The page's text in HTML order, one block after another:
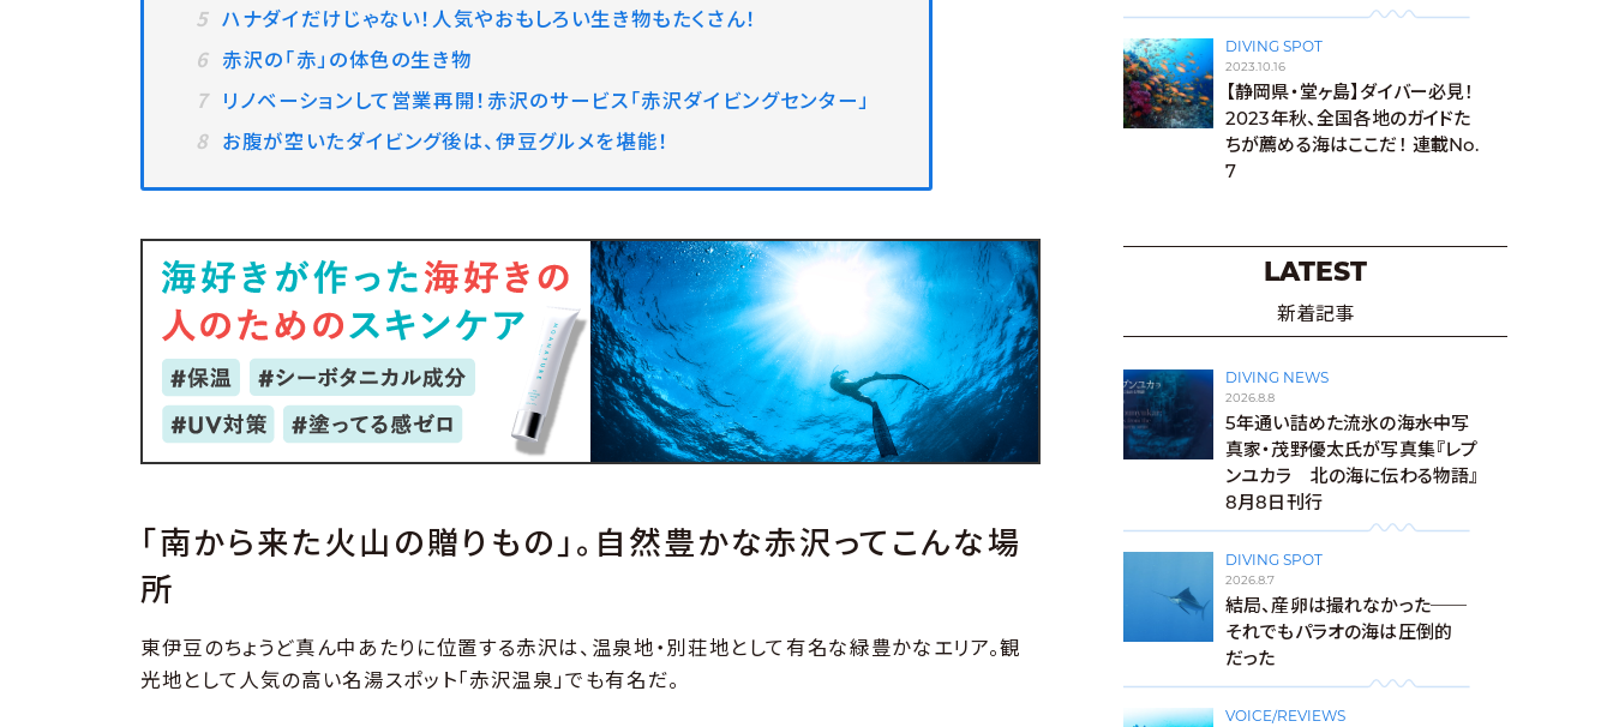
ハナダイだけじゃない！人気やおもしろい生き物もたくさん！
赤沢の「赤」の体色の生き物
リノベーションして営業再開！赤沢のサービス「赤沢ダイビングセンター」
お腹が空いたダイビング後は、伊豆グルメを堪能！
「南から来た火山の贈りもの」。自然豊かな赤沢ってこんな場
所
東伊豆のちょうど真ん中あたりに位置する赤沢は、温泉地・別荘地として有名な緑豊かなエリア。観
光地として人気の高い名湯スポット「赤沢温泉」でも有名だ。
DIVING SPOT
2023.10.16
【静岡県・堂ヶ島】ダイバー必見！
2023年秋、全国各地のガイドた
ちが薦める海はここだ！ 連載No.
7
LATEST
新着記事
DIVING NEWS
2026.8.8
5年通い詰めた流氷の海――水中写
真家・茂野優太氏が写真集『レプ
ンユカラ 北の海に伝わる物語』
8月8日刊行
DIVING SPOT
2026.8.7
結局、産卵は撮れなかった──
それでもパラオの海は圧倒的
だった
VOICE/REVIEWS